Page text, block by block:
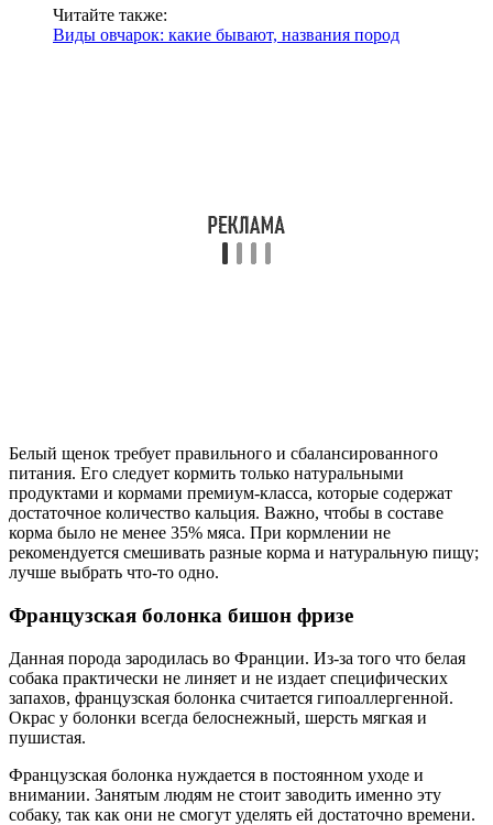
Читайте также:
Виды овчарок: какие бывают, названия пород
Белый щенок требует правильного и сбалансированного
питания. Его следует кормить только натуральными
продуктами и кормами премиум-класса, которые содержат
достаточное количество кальция. Важно, чтобы в составе
корма было не менее 35% мяса. При кормлении не
рекомендуется смешивать разные корма и натуральную пищу;
лучше выбрать что-то одно.
Французская болонка бишон фризе
Данная порода зародилась во Франции. Из-за того что белая
собака практически не линяет и не издает специфических
запахов, французская болонка считается гипоаллергенной.
Окрас у болонки всегда белоснежный, шерсть мягкая и
пушистая.
Французская болонка нуждается в постоянном уходе и
внимании. Занятым людям не стоит заводить именно эту
собаку, так как они не смогут уделять ей достаточно времени.